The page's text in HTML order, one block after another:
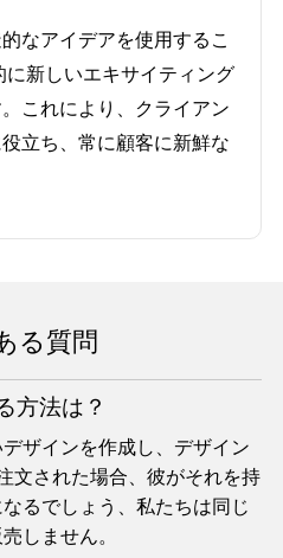
なアイデアを使用するこ
新しいエキサイティング
これにより、クライアン
立ち、常に顧客に新鮮な
る質問
方法は？
ザインを作成し、デザイン
文された場合、彼がそれを持
るでしょう、私たちは同じ
しません。